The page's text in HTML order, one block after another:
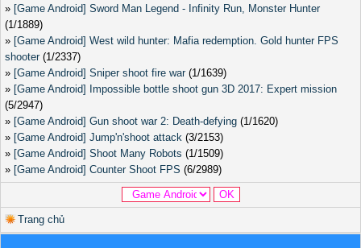
» [Game Android] Sword Man Legend - Infinity Run, Monster Hunter
(1/1889)
» [Game Android] West wild hunter: Mafia redemption. Gold hunter FPS
shooter(1/2337)
» [Game Android] Sniper shoot fire war(1/1639)
» [Game Android] Impossible bottle shoot gun 3D 2017: Expert mission
(5/2947)
» [Game Android] Gun shoot war 2: Death-defying (1/1620)
» [Game Android] Jump'n'shoot attack (3/2153)
» [Game Android] Shoot Many Robots (1/1509)
» [Game Android] Counter Shoot FPS (6/2989)
Trang chủ